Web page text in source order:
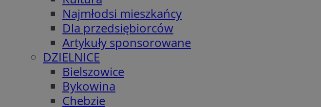
Najmłodsi mieszkańcy
Dla przedsiębiorców
Artykuły sponsorowane
DZIELNICE
Bielszowice
Bykowina
Chebzie